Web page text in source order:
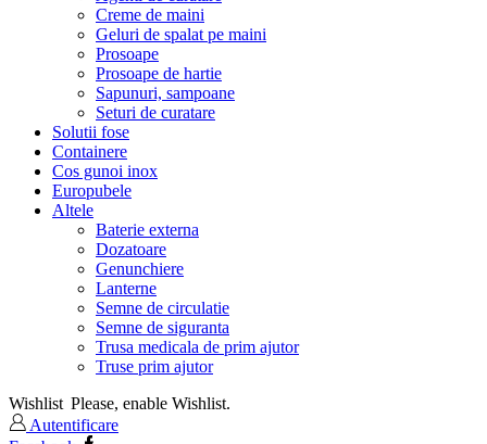
Creme de maini
Geluri de spalat pe maini
Prosoape
Prosoape de hartie
Sapunuri, sampoane
Seturi de curatare
Solutii fose
Containere
Cos gunoi inox
Europubele
Altele
Baterie externa
Dozatoare
Genunchiere
Lanterne
Semne de circulatie
Semne de siguranta
Trusa medicala de prim ajutor
Truse prim ajutor
Wishlist Please, enable Wishlist.
Autentificare